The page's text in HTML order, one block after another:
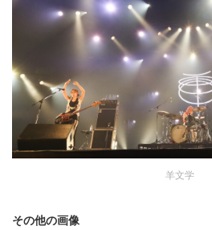
羊文学
その他の画像